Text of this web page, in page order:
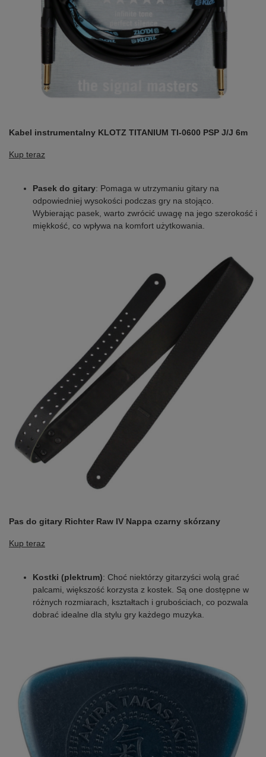
Kabel instrumentalny KLOTZ TITANIUM TI-0600 PSP J/J 6m
Kup teraz
Pasek do gitary: Pomaga w utrzymaniu gitary na
odpowiedniej wysokości podczas gry na stojąco.
Wybierając pasek, warto zwrócić uwagę na jego szerokość i
miękkość, co wpływa na komfort użytkowania.
Pas do gitary Richter Raw IV Nappa czarny skórzany
Kup teraz
Kostki (plektrum): Choć niektórzy gitarzyści wolą grać
palcami, większość korzysta z kostek. Są one dostępne w
różnych rozmiarach, kształtach i grubościach, co pozwala
dobrać idealne dla stylu gry każdego muzyka.